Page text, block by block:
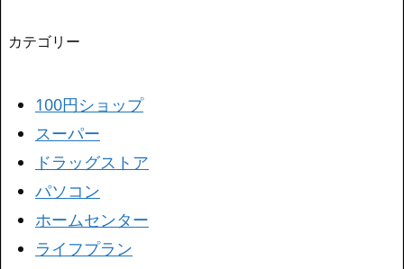
カテゴリー
100円ショップ
スーパー
ドラッグストア
パソコン
ホームセンター
ライフプラン